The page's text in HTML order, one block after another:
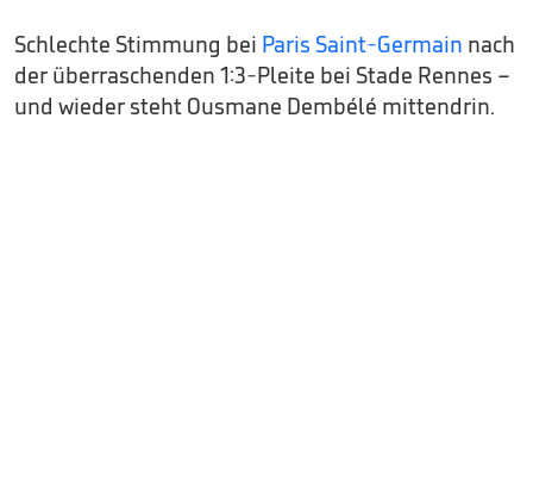
Schlechte Stimmung bei Paris Saint-Germain nach
der überraschenden 1:3-Pleite bei Stade Rennes –
und wieder steht Ousmane Dembélé mittendrin.